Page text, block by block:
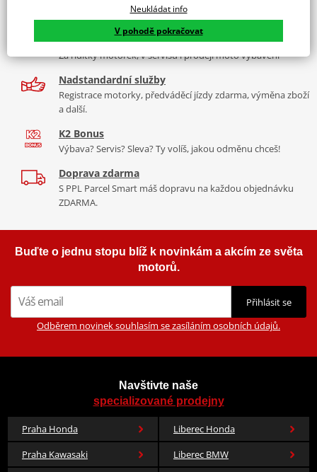
Co když mi to nebude
PDF Mounting tips
dělí na 3 části: komerční, odlitkovou a kovových součástek. Již 40
let se účastní nejslavnějších závodů motocyklů po celém světě. V
naší nabídce naleznete doplňky a příslušenství například: plexi,
padací protektory a mnoho dalšího.
Zobrazit všechny produktyznačky PUIG
díly, to vše v Praze a Liberci
Více než 30 let zkušeností
Za řídítky motorek, v servisu i prodeji moto vybavení
Nadstandardní služby
Registrace motorky, předváděcí jízdy zdarma, výměna zboží
a další.
K2 Bonus
Výbava? Servis? Sleva? Ty volíš, jakou odměnu chceš!
Doprava zdarma
S PPL Parcel Smart máš dopravu na každou objednávku
ZDARMA.
Buďte o jednu stopu blíž k novinkám a akcím ze světa
motorů.
Přihlásit se
Odběrem novinek souhlasím se zasíláním osobních údajů.
Navštivte naše
specializované prodejny
Praha Honda
Liberec Honda
Praha Kawasaki
Liberec BMW
Neukládat info
V pohodě pokračovat